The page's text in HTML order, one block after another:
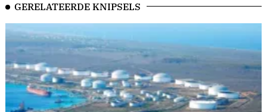
GERELATEERDE KNIPSELS